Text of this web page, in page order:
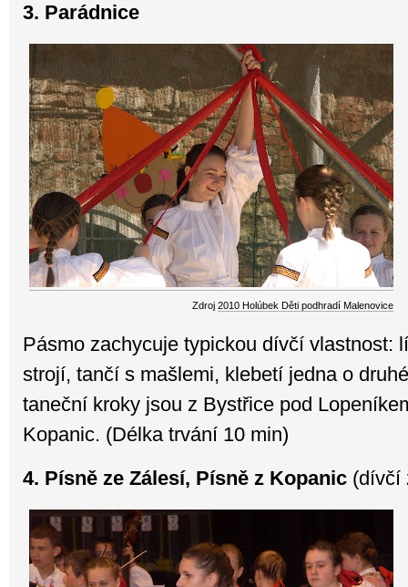
3. Parádnice
Zdroj 2010 Holúbek Děti podhradí Malenovice
Pásmo zachycuje typickou dívčí vlastnost:
strojí, tančí s mašlemi, klebetí jedna o
taneční kroky jsou z Bystřice pod
Kopanic. (Délka trvání 10 min)
4. Písně ze Zálesí, Písně z Kopanic (dívčí